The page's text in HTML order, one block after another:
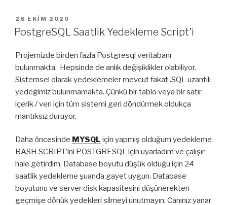
YAYIM
TARIHI
26 EKIM 2020
PostgreSQL Saatlik Yedekleme Script’i
Projemizde birden fazla Postgresql veritabanı
bulunmakta. Hepsinde de anlık değişiklikler olabiliyor.
Sistemsel olarak yedeklemeler mevcut fakat .SQL uzantılı
yedeğimiz bulunmamakta. Çünkü bir tablo veya bir satır
içerik / veri için tüm sistemi geri döndürmek oldukça
mantıksız duruyor.
Daha öncesinde MYSQL için yapmış olduğum yedekleme
BASH SCRIPT’ini POSTGRESQL için uyarladım ve çalışır
hale getirdim. Database boyutu düşük olduğu için 24
saatlik yedekleme şuanda gayet uygun. Database
boyutunu ve server disk kapasitesini düşünerekten
geçmişe dönük yedekleri silmeyi unutmayın. Canınız yanar